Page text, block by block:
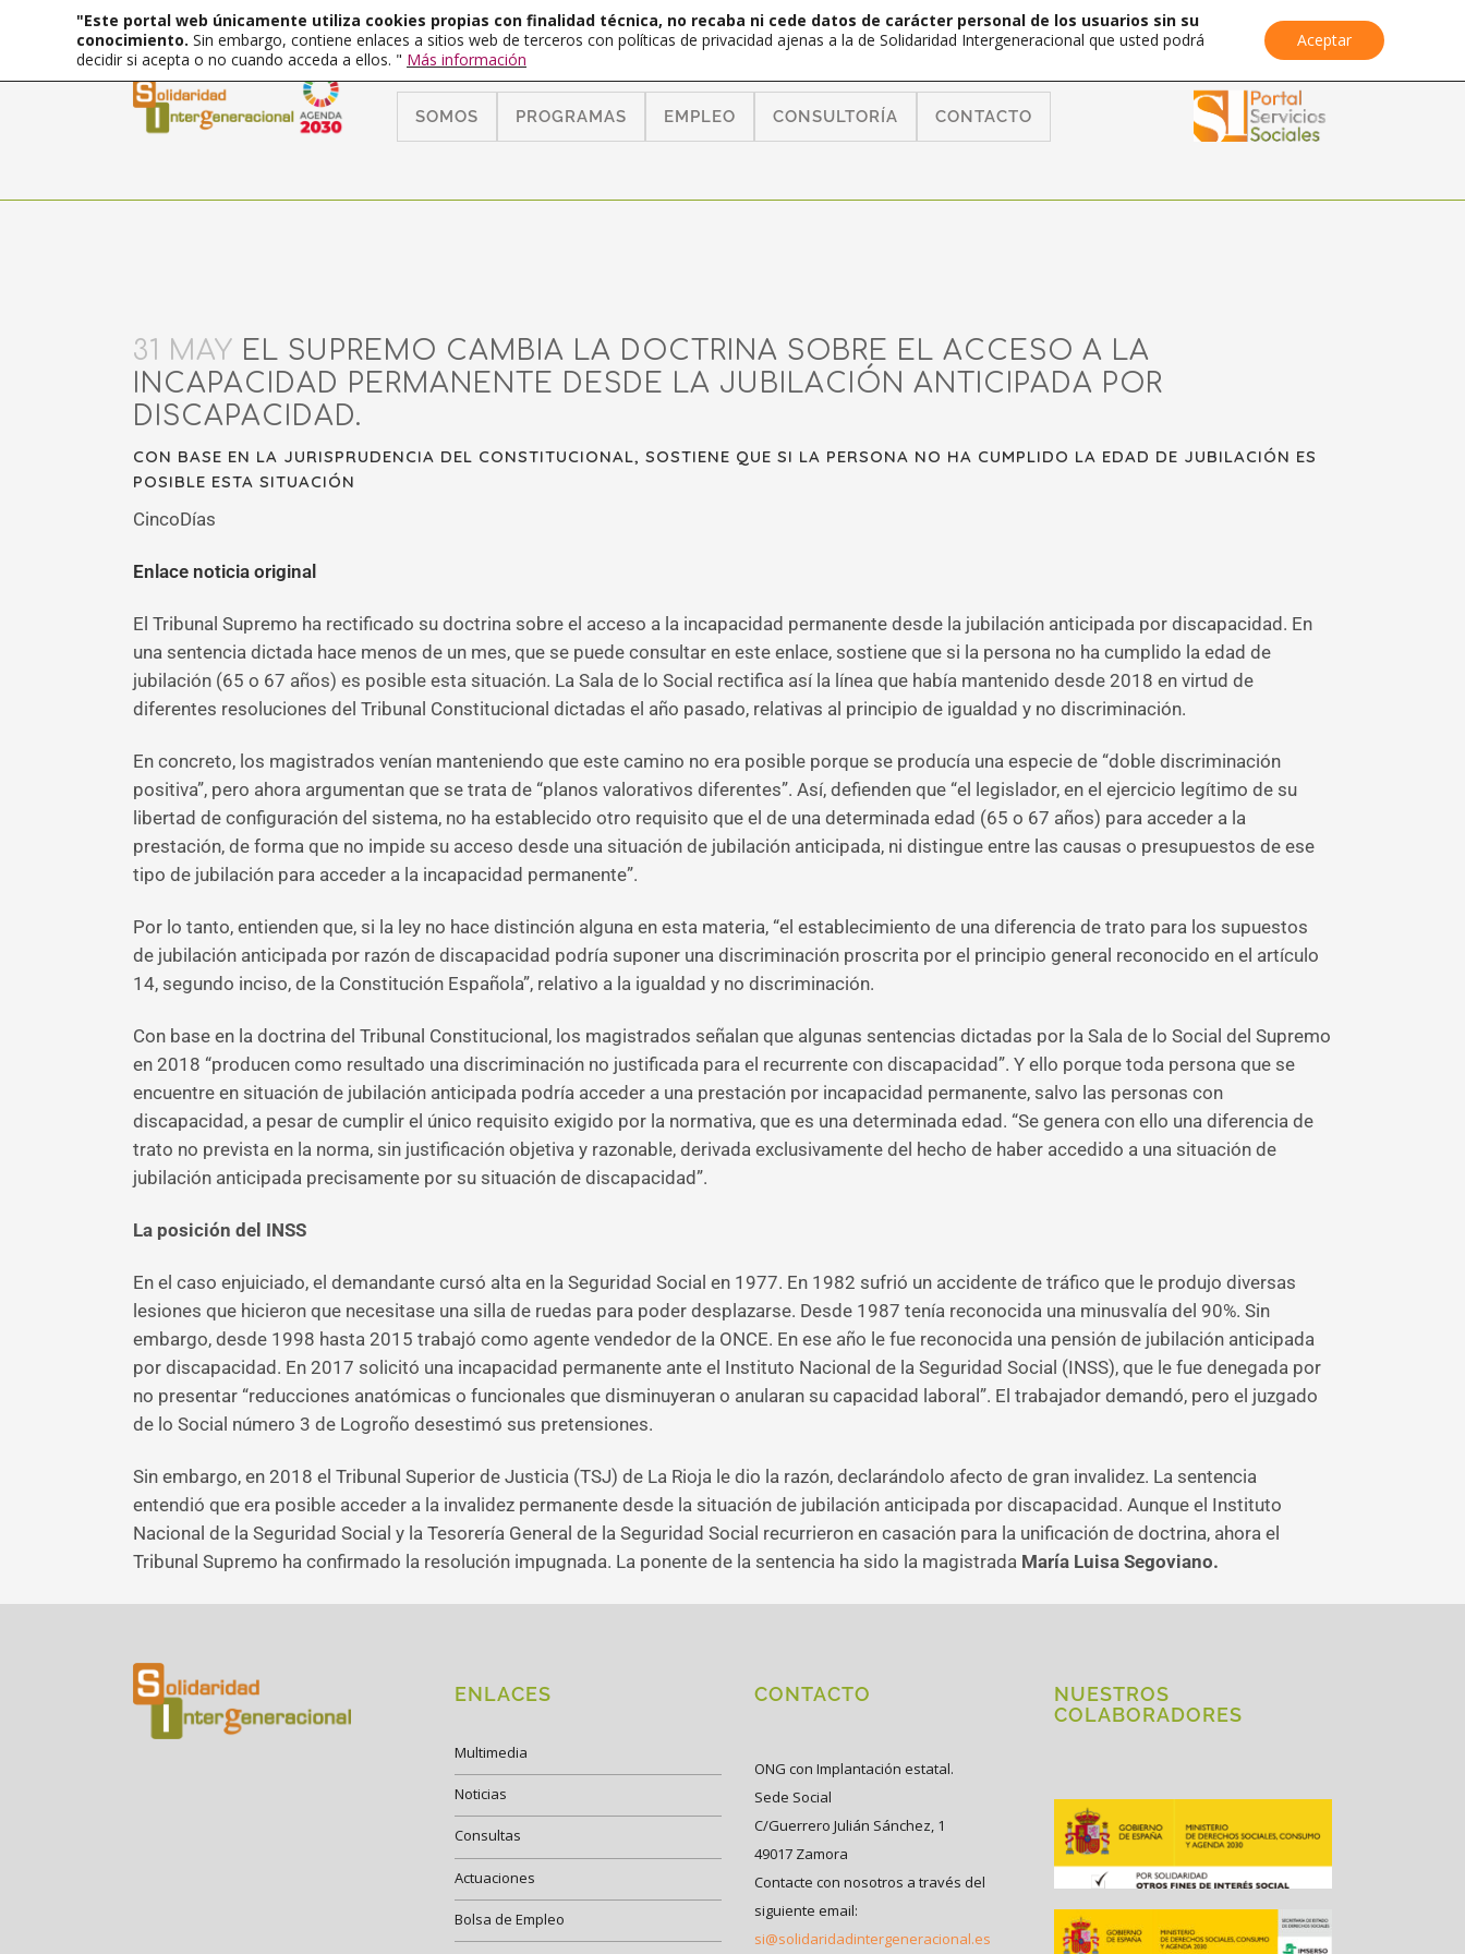
SOMOS PROGRAMAS EMPLEO CONSULTORÍA CONTACTO
31 MAY EL SUPREMO CAMBIA LA DOCTRINA SOBRE EL ACCESO A LA
INCAPACIDAD PERMANENTE DESDE LA JUBILACIÓN ANTICIPADA POR
DISCAPACIDAD.
CON BASE EN LA JURISPRUDENCIA DEL CONSTITUCIONAL, SOSTIENE QUE SI LA PERSONA NO HA CUMPLIDO LA EDAD DE JUBILACIÓN ES
POSIBLE ESTA SITUACIÓN
CincoDías
Enlace noticia original
El Tribunal Supremo ha rectificado su doctrina sobre el acceso a la incapacidad permanente desde la jubilación anticipada por discapacidad. En
una sentencia dictada hace menos de un mes, que se puede consultar en este enlace, sostiene que si la persona no ha cumplido la edad de
jubilación (65 o 67 años) es posible esta situación. La Sala de lo Social rectifica así la línea que había mantenido desde 2018 en virtud de
diferentes resoluciones del Tribunal Constitucional dictadas el año pasado, relativas al principio de igualdad y no discriminación.
En concreto, los magistrados venían manteniendo que este camino no era posible porque se producía una especie de “doble discriminación
positiva”, pero ahora argumentan que se trata de “planos valorativos diferentes”. Así, defienden que “el legislador, en el ejercicio legítimo de su
libertad de configuración del sistema, no ha establecido otro requisito que el de una determinada edad (65 o 67 años) para acceder a la
prestación, de forma que no impide su acceso desde una situación de jubilación anticipada, ni distingue entre las causas o presupuestos de ese
tipo de jubilación para acceder a la incapacidad permanente”.
Por lo tanto, entienden que, si la ley no hace distinción alguna en esta materia, “el establecimiento de una diferencia de trato para los supuestos
de jubilación anticipada por razón de discapacidad podría suponer una discriminación proscrita por el principio general reconocido en el artículo
14, segundo inciso, de la Constitución Española”, relativo a la igualdad y no discriminación.
Con base en la doctrina del Tribunal Constitucional, los magistrados señalan que algunas sentencias dictadas por la Sala de lo Social del Supremo
en 2018 “producen como resultado una discriminación no justificada para el recurrente con discapacidad”. Y ello porque toda persona que se
encuentre en situación de jubilación anticipada podría acceder a una prestación por incapacidad permanente, salvo las personas con
discapacidad, a pesar de cumplir el único requisito exigido por la normativa, que es una determinada edad. “Se genera con ello una diferencia de
trato no prevista en la norma, sin justificación objetiva y razonable, derivada exclusivamente del hecho de haber accedido a una situación de
jubilación anticipada precisamente por su situación de discapacidad”.
La posición del INSS
En el caso enjuiciado, el demandante cursó alta en la Seguridad Social en 1977. En 1982 sufrió un accidente de tráfico que le produjo diversas
lesiones que hicieron que necesitase una silla de ruedas para poder desplazarse. Desde 1987 tenía reconocida una minusvalía del 90%. Sin
embargo, desde 1998 hasta 2015 trabajó como agente vendedor de la ONCE. En ese año le fue reconocida una pensión de jubilación anticipada
por discapacidad. En 2017 solicitó una incapacidad permanente ante el Instituto Nacional de la Seguridad Social (INSS), que le fue denegada por
no presentar “reducciones anatómicas o funcionales que disminuyeran o anularan su capacidad laboral”. El trabajador demandó, pero el juzgado
de lo Social número 3 de Logroño desestimó sus pretensiones.
Sin embargo, en 2018 el Tribunal Superior de Justicia (TSJ) de La Rioja le dio la razón, declarándolo afecto de gran invalidez. La sentencia
entendió que era posible acceder a la invalidez permanente desde la situación de jubilación anticipada por discapacidad. Aunque el Instituto
Nacional de la Seguridad Social y la Tesorería General de la Seguridad Social recurrieron en casación para la unificación de doctrina, ahora el
Tribunal Supremo ha confirmado la resolución impugnada. La ponente de la sentencia ha sido la magistrada María Luisa Segoviano.
ENLACES
Multimedia
Noticias
Consultas
Actuaciones
Bolsa de Empleo
CONTACTO
ONG con Implantación estatal.
Sede Social
C/Guerrero Julián Sánchez, 1
49017 Zamora
Contacte con nosotros a través del
siguiente email:
si@solidaridadintergeneracional.es
NUESTROS
COLABORADORES
"Este portal web únicamente utiliza cookies propias con finalidad técnica, no recaba ni cede datos de carácter personal de los usuarios sin su
conocimiento. Sin embargo, contiene enlaces a sitios web de terceros con políticas de privacidad ajenas a la de Solidaridad Intergeneracional que usted podrá
decidir si acepta o no cuando acceda a ellos. " Más información
Aceptar